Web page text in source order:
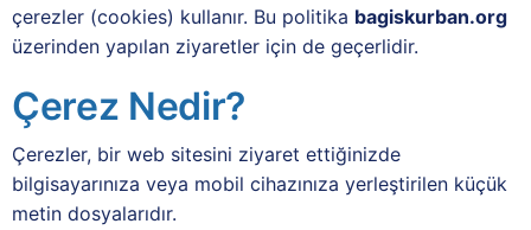
çerezler (cookies) kullanır. Bu politika bagiskurban.org
üzerinden yapılan ziyaretler için de geçerlidir.
Çerez Nedir?
Çerezler, bir web sitesini ziyaret ettiğinizde
bilgisayarınıza veya mobil cihazınıza yerleştirilen küçük
metin dosyalarıdır.